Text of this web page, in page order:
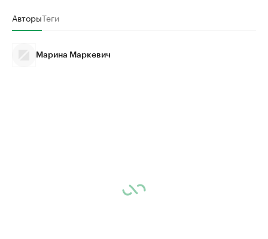
АвторыТеги
Марина Маркевич